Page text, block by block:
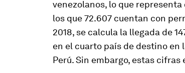
venezolanos, lo que
los que 72.607 cuentan con
2018, se calcula la llegada de
en el cuarto país de destino en
Perú. Sin embargo, estas